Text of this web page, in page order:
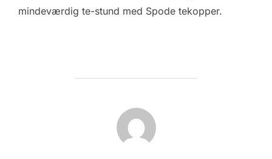
mindeværdig te-stund med Spode tekopper.
FORFATTER